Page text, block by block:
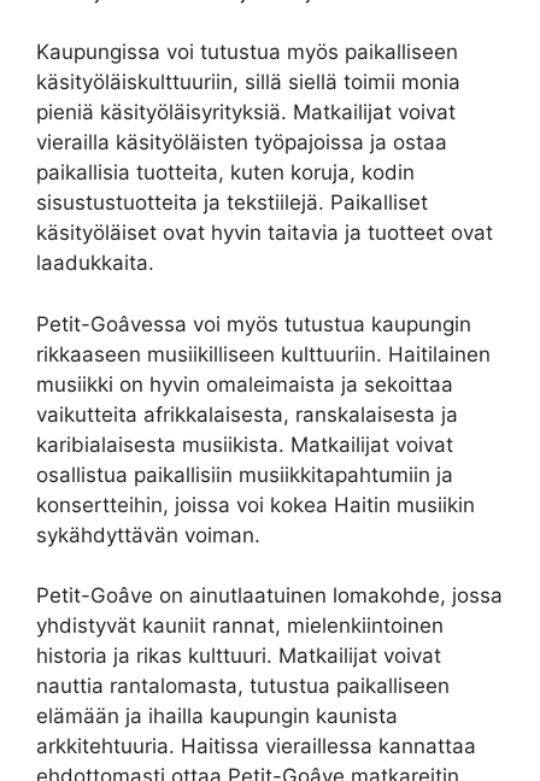
Kaupungissa voi tutustua myös paikalliseen
käsityöläiskulttuuriin, sillä siellä toimii monia
pieniä käsityöläisyrityksiä. Matkailijat voivat
vierailla käsityöläisten työpajoissa ja ostaa
paikallisia tuotteita, kuten koruja, kodin
sisustustuotteita ja tekstiilejä. Paikalliset
käsityöläiset ovat hyvin taitavia ja tuotteet ovat
laadukkaita.
Petit-Goâvessa voi myös tutustua kaupungin
rikkaaseen musiikilliseen kulttuuriin. Haitilainen
musiikki on hyvin omaleimaista ja sekoittaa
vaikutteita afrikkalaisesta, ranskalaisesta ja
karibialaisesta musiikista. Matkailijat voivat
osallistua paikallisiin musiikkitapahtumiin ja
konsertteihin, joissa voi kokea Haitin musiikin
sykähdyttävän voiman.
Petit-Goâve on ainutlaatuinen lomakohde, jossa
yhdistyvät kauniit rannat, mielenkiintoinen
historia ja rikas kulttuuri. Matkailijat voivat
nauttia rantalomasta, tutustua paikalliseen
elämään ja ihailla kaupungin kaunista
arkkitehtuuria. Haitissa vieraillessa kannattaa